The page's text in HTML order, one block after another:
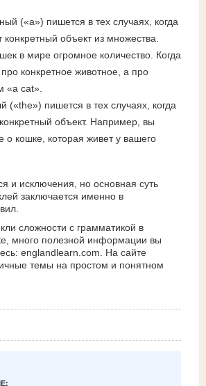
(«a») пишется в тех случаях, когда
объект из множества.
в мире огромное количество. Когда
конкретное животное, а про
«a cat».
(«the») пишется в тех случаях, когда
объект. Например, вы
о кошке, которая живет у вашего
и исключения, но основная суть
заключается именно в
сложности с грамматикой в
много полезной информации вы
englandlearn.com. На сайте
темы на простом и понятном